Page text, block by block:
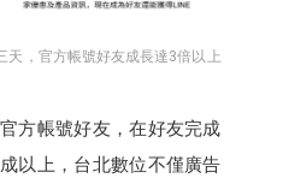
天，官方帳號好友成長達3倍以上
方帳號好友，在好友完成
以上，台北數位不僅廣告